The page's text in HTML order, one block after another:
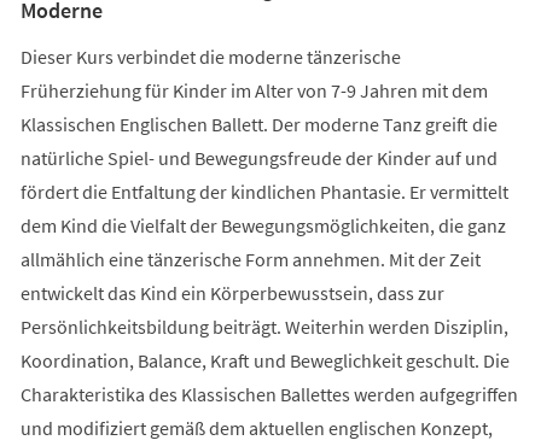
Moderne
Dieser Kurs verbindet die moderne tänzerische
Früherziehung für Kinder im Alter von 7-9 Jahren mit dem
Klassischen Englischen Ballett. Der moderne Tanz greift die
natürliche Spiel- und Bewegungsfreude der Kinder auf und
fördert die Entfaltung der kindlichen Phantasie. Er vermittelt
dem Kind die Vielfalt der Bewegungsmöglichkeiten, die ganz
allmählich eine tänzerische Form annehmen. Mit der Zeit
entwickelt das Kind ein Körperbewusstsein, dass zur
Persönlichkeitsbildung beiträgt. Weiterhin werden Disziplin,
Koordination, Balance, Kraft und Beweglichkeit geschult. Die
Charakteristika des Klassischen Ballettes werden aufgegriffen
und modifiziert gemäß dem aktuellen englischen Konzept,